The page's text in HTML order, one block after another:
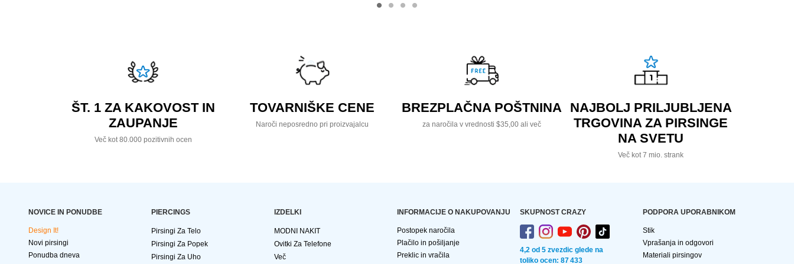
ŠT. 1 ZA KAKOVOST IN
ZAUPANJE
Več kot 80.000 pozitivnih ocen
TOVARNIŠKE CENE
Naroči neposredno pri proizvajalcu
BREZPLAČNA POŠTNINA
za naročila v vrednosti $35,00 ali več
NAJBOLJ PRILJUBLJENA
TRGOVINA ZA PIRSINGE
NA SVETU
Več kot 7 mio. strank
NOVICE IN PONUDBE
Design It!
Novi pirsingi
Ponudba dneva
PIERCINGS
Pirsingi Za Telo
Pirsingi Za Popek
Pirsingi Za Uho
IZDELKI
MODNI NAKIT
Ovitki Za Telefone
Več
INFORMACIJE O NAKUPOVANJU
Postopek naročila
Plačilo in pošiljanje
Preklic in vračila
SKUPNOST CRAZY
4,2 od 5 zvezdic glede na
toliko ocen: 87 433
PODPORA UPORABNIKOM
Stik
Vprašanja in odgovori
Materiali pirsingov